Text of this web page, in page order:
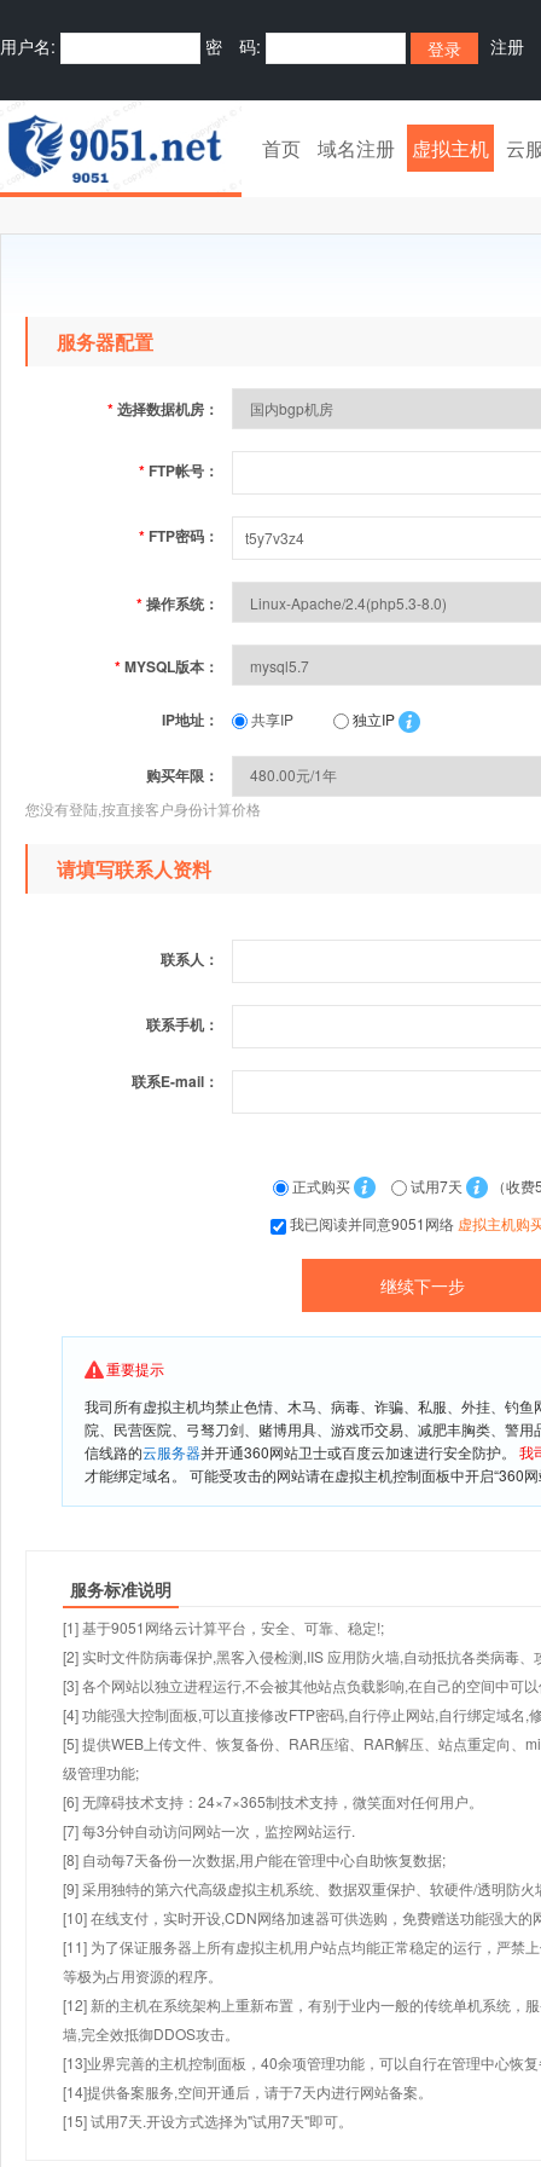
用户名: 密 码: 注册
首页 域名注册 虚拟主机 云
服务器配置
*选择数据机房：
* FTP帐号：
* FTP密码：
*操作系统：
*MYSQL版本：
IP地址： 共享IP 独立IP
购买年限：
您没有登陆,按直接客户身份计算价格
请填写联系人资料
联系人：
联系手机：
联系E-mail：
正式购买 试用7天
（收费
我已阅读并同意9051网络 虚拟主机购
重要提示
我司所有虚拟主机均禁止色情、木马、病毒、诈骗、私服、外挂、钓
院、民营医院、弓驽刀剑、赌博用具、游戏币交易、减肥丰胸类、警
信线路的云服务器并开通360网站卫士或百度云加速进行安全防护。 我
才能绑定域名。 可能受攻击的网站请在虚拟主机控制面板中开启“360
服务标准说明
[1] 基于9051网络云计算平台，安全、可靠、稳定!;
[2] 实时文件防病毒保护,黑客入侵检测,IIS 应用防火墙,自动抵抗各类病毒、
[3] 各个网站以独立进程运行,不会被其他站点负载影响,在自己的空间中可
[4] 功能强大控制面板,可以直接修改FTP密码,自行停止网站,自行绑定域名,
[5] 提供WEB上传文件、恢复备份、RAR压缩、RAR解压、站点重定向、
级管理功能;
[6] 无障碍技术支持：24×7×365制技术支持，微笑面对任何用户。
[7] 每3分钟自动访问网站一次，监控网站运行.
[8] 自动每7天备份一次数据,用户能在管理中心自助恢复数据;
[9] 采用独特的第六代高级虚拟主机系统、数据双重保护、软硬件/透明防火
[10] 在线支付，实时开设,CDN网络加速器可供选购，免费赠送功能强大
[11] 为了保证服务器上所有虚拟主机用户站点均能正常稳定的运行，严禁
等极为占用资源的程序。
[12] 新的主机在系统架构上重新布置，有别于业内一般的传统单机系统，
墙,完全效抵御DDOS攻击。
[13]业界完善的主机控制面板，40余项管理功能，可以自行在管理中心恢
[14]提供备案服务,空间开通后，请于7天内进行网站备案。
[15] 试用7天.开设方式选择为"试用7天"即可。